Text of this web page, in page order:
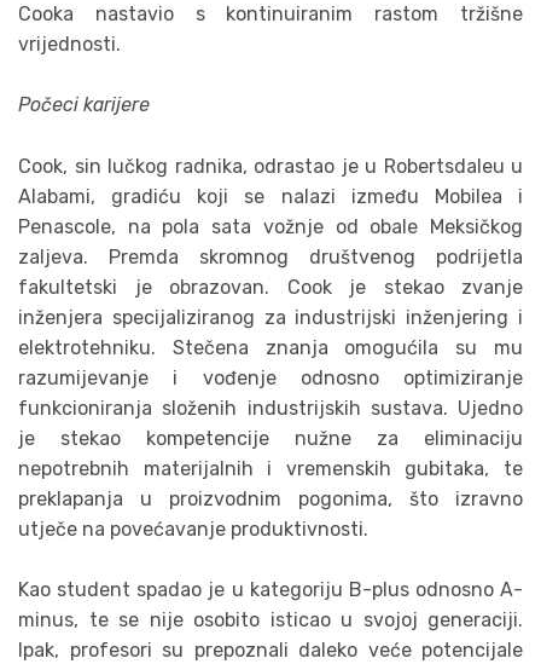
Cooka nastavio s kontinuiranim rastom tržišne
vrijednosti.
Počeci karijere
Cook, sin lučkog radnika, odrastao je u Robertsdaleu u
Alabami, gradiću koji se nalazi između Mobilea i
Penascole, na pola sata vožnje od obale Meksičkog
zaljeva. Premda skromnog društvenog podrijetla
fakultetski je obrazovan. Cook je stekao zvanje
inženjera specijaliziranog za industrijski inženjering i
elektrotehniku. Stečena znanja omogućila su mu
razumijevanje i vođenje odnosno optimiziranje
funkcioniranja složenih industrijskih sustava. Ujedno
je stekao kompetencije nužne za eliminaciju
nepotrebnih materijalnih i vremenskih gubitaka, te
preklapanja u proizvodnim pogonima, što izravno
utječe na povećavanje produktivnosti.
Kao student spadao je u kategoriju B-plus odnosno A-
minus, te se nije osobito isticao u svojoj generaciji.
Ipak, profesori su prepoznali daleko veće potencijale